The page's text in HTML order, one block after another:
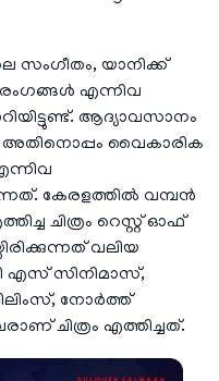
സംഗീതം, യാനിക്ക്
എന്നിവ
ആദ്യാവസാനം
അതിനൊപ്പം വൈകാരിക
കേരളത്തിൽ വമ്പൻ
ചിത്രം റെസ്റ്റ് ഓഫ്
വലിയ
എസ് സിനിമാസ്,
നോർത്ത്
ചിത്രം എത്തിച്ചത്.